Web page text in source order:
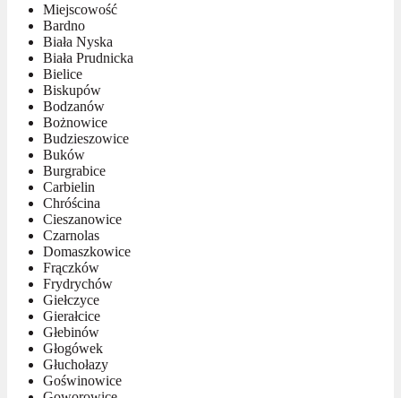
Miejscowość
Bardno
Biała Nyska
Biała Prudnicka
Bielice
Biskupów
Bodzanów
Bożnowice
Budzieszowice
Buków
Burgrabice
Carbielin
Chróścina
Cieszanowice
Czarnolas
Domaszkowice
Frączków
Frydrychów
Giełczyce
Gierałcice
Głebinów
Głogówek
Głuchołazy
Goświnowice